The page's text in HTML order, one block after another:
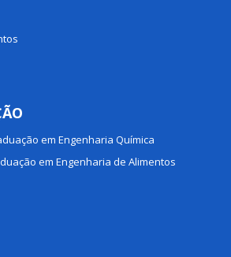
em Engenharia Química
em Engenharia de Alimentos